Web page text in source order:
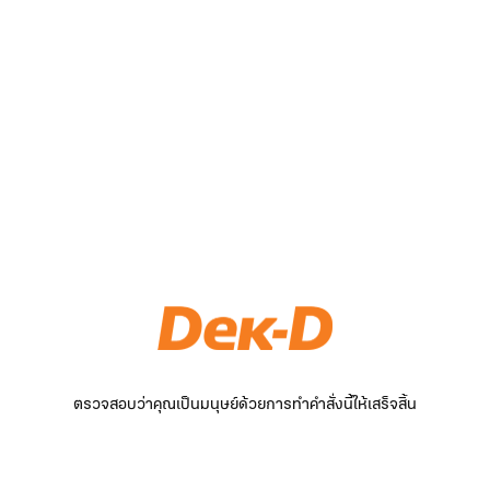
ตรวจสอบว่าคุณเป็นมนุษย์ด้วยการทำคำสั่งนี้ให้เสร็จสิ้น